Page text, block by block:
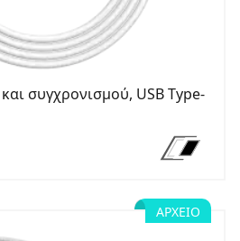
συγχρονισμού, USB Type-
ΑΡΧΕΊΟ